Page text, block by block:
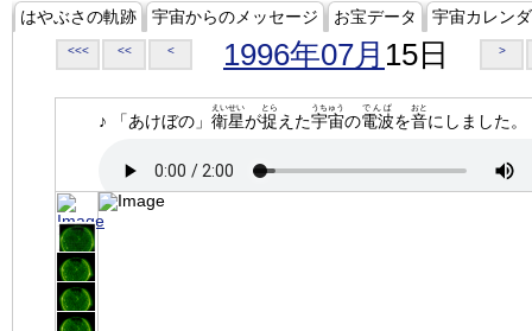
はやぶさの軌跡 宇宙からのメッセージ お宝データ 宇宙カレン
<<< << < 1996年07月 15日 >
♪ 「あけぼの」 衛星
えいせい
が捉
とら
えた宇宙
うちゅう
の電波
でんぱ
を音
おと
にしました。